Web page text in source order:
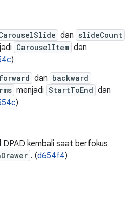
dan slideCount
CarouselItem dan
)
dan backward
menjadi StartToEnd dan
)
DPAD kembali saat berfokus
. (d654f4)